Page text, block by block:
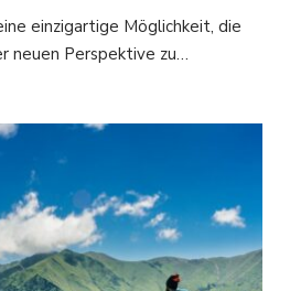
einzigartige Möglichkeit, die
neuen Perspektive zu…